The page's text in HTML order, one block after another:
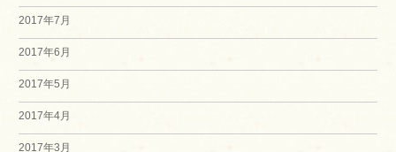
2017年7月
2017年6月
2017年5月
2017年4月
2017年3月